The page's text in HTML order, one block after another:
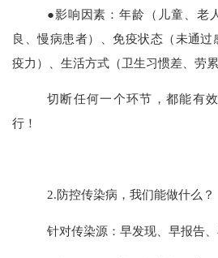
●影响因素：年龄（儿童、老
良、慢病患者）、免疫状态（未通
疫力）、生活方式（卫生习惯差、劳累
切断任何一个环节，都能有
行！
2.防控传染病，我们能做什么？
针对传染源：早发现、早报告